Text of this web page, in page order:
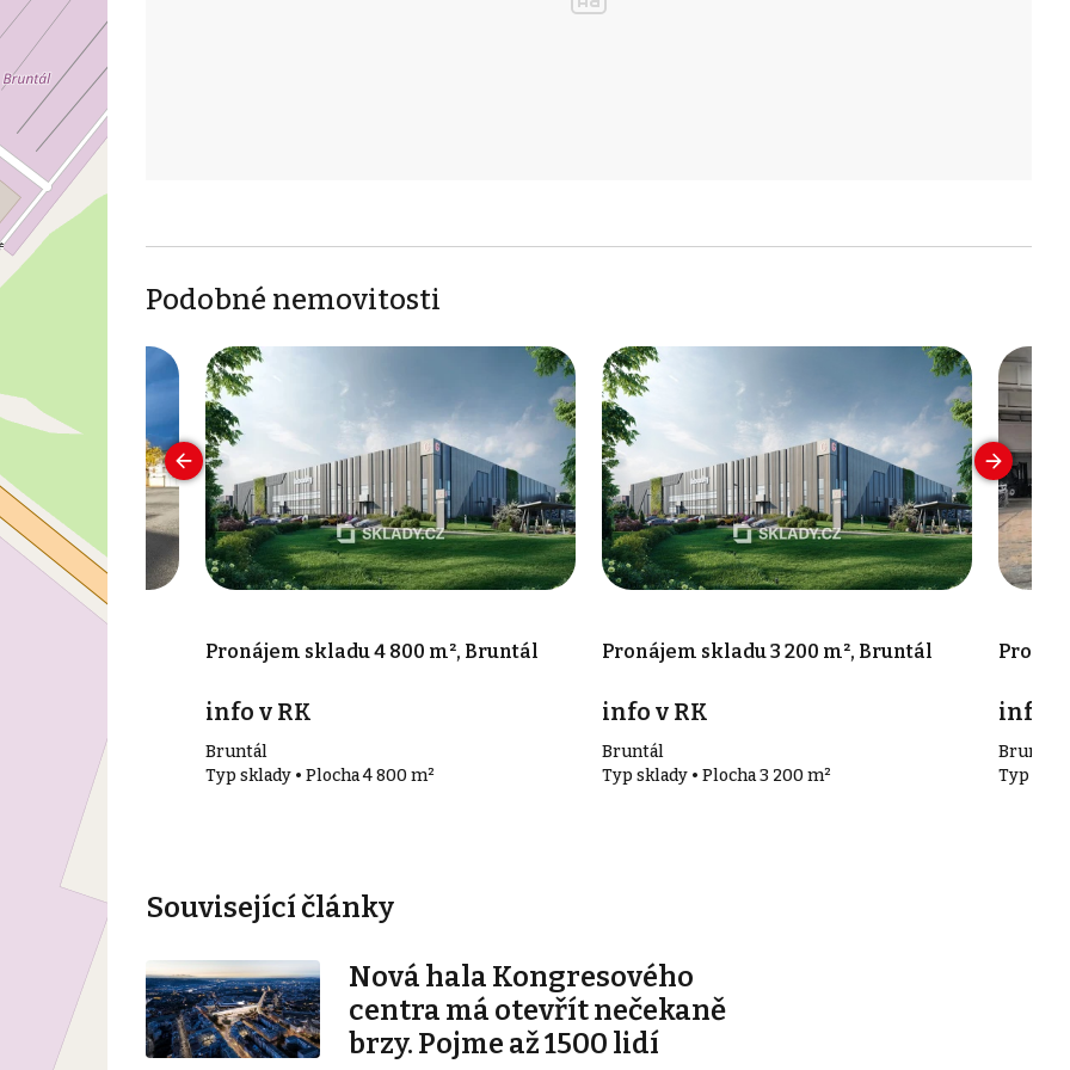
Podobné nemovitosti
m², Krnov Pronájem skladu 4 800 m², Bruntál
info v RK
Bruntál
Typ sklady • Plocha 4 800 m²
Pronájem skladu 3 200 m², Bruntál
info v RK
Bruntál
Typ sklady • Plocha 3 200 m²
info v
Bruntál
Typ
Související články
Nová hala Kongresového
centra má otevřít nečekaně
brzy. Pojme až 1500 lidí